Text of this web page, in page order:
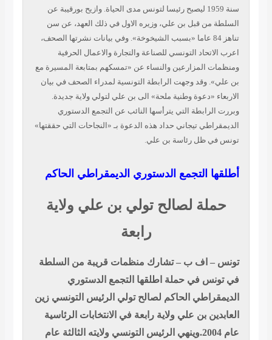
سنة 1959 ليصبح رئيسا لتونس مدى الحياة. وازيح بورقيبة عن
قبل بن علي، وزيره الاول في ذلك العهد، عن سن
84 عاما «بسبب الشيخوخة». وفي بيانات نشرتها الصحف،
التونسي للصناعة والتجارة والاعمال الحرفية
والنساء عن «تمسكهم بمتابعة المسيرة مع
وجهت الرابطة التونسية لمدراء الصحف في بيان
«دعوة وطنية ملحة» الى بن علي لتولي ولاية جديدة.
التي يترأسها النائب عن التجمع الدستوري
تيجاني حداد هذه الدعوة بـ «النجاحات التي حققتها»
ظل رئاسة بن علي .
التجمع الدستوري الديمقراطي الحاكم
لصالح تولي بن علي ولاية
اف ب – تشارك منظمات قريبة من السلطة
في حملة اطلقها التجمع الدستوري
الحاكم لصالح تولي الرئيس التونسي زين
بن علي ولاية رابعة في الانتخابات الرئاسية
عام 2004.وينهي الرئيس التونسي ولايته الثالثة عام